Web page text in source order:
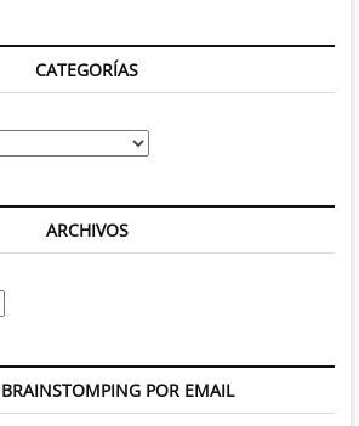
CATEGORÍAS
ARCHIVOS
BRAINSTOMPING POR EMAIL